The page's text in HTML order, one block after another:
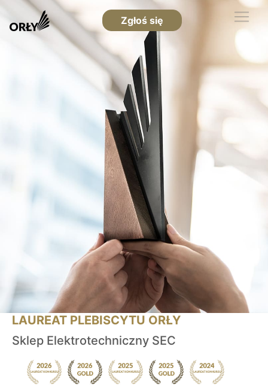
Zgłoś się
LAUREAT PLEBISCYTU ORŁY
Sklep Elektrotechniczny SEC